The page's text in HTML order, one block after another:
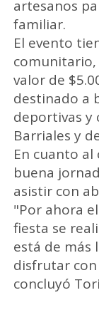
artesanos
familiar.
El evento
valor de
destinado a
deportivas y
Barriales y
En cuanto al
buena
asistir con
"Por ahora
fiesta se
está de más
disfrutar
concluyó